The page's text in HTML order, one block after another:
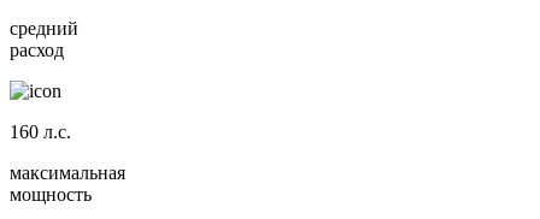
средний
расход
160 л.с.
максимальная
мощность